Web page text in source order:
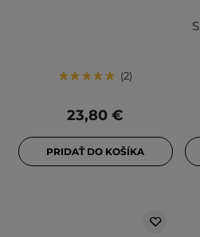
2
23,80 €
PRIDAŤ DO KOŠÍKA